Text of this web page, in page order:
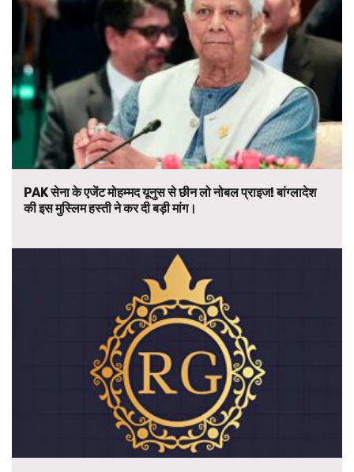
PAK सेना के एजेंट मोहम्मद यूनुस से छीन लो नोबल प्राइज! बांग्लादेश
की इस मुस्लिम हस्ती ने कर दी बड़ी मांग।